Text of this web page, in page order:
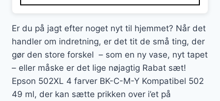
Er du på jagt efter noget nyt til hjemmet? Når det
handler om indretning, er det tit de små ting, der
gør den store forskel – som en ny vase, nyt tapet
– eller måske er det lige nøjagtig Rabat sæt!
Epson 502XL 4 farver BK-C-M-Y Kompatibel 502
49 ml, der kan sætte prikken over i’et på